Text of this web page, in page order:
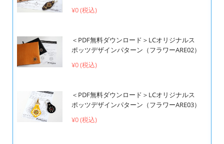
¥0 (税込)
＜PDF無料ダウンロード＞LCオリジナルス
ポッツデザインパターン（フラワーARE02）
¥0 (税込)
＜PDF無料ダウンロード＞LCオリジナルス
ポッツデザインパターン（フラワーARE03）
¥0 (税込)